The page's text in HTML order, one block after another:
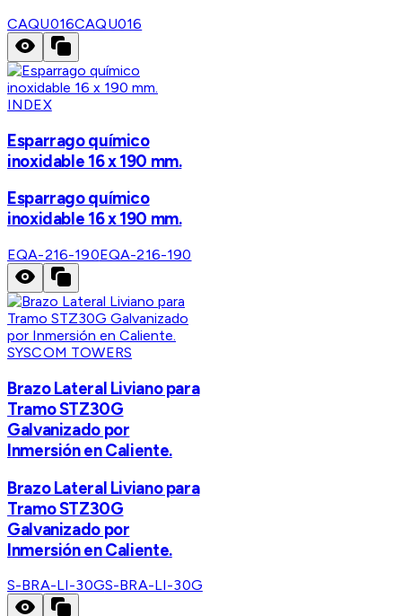
CAQU016CAQU016
INDEX
Esparrago químico
inoxidable 16 x 190 mm.
Esparrago químico
inoxidable 16 x 190 mm.
EQA-216-190EQA-216-190
SYSCOM TOWERS
Brazo Lateral Liviano para
Tramo STZ30G
Galvanizado por
Inmersión en Caliente.
Brazo Lateral Liviano para
Tramo STZ30G
Galvanizado por
Inmersión en Caliente.
S-BRA-LI-30GS-BRA-LI-30G